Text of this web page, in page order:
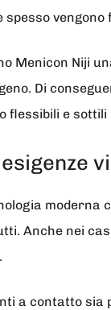
Menicon Niji
Di
flessibili e
Anche nei
a contatto sia